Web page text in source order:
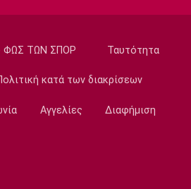
στο ΝΒΑ
Ανακοίνωσε τον
ΦΩΣ ΤΩΝ ΣΠΟΡ Ταυτότητα
κατά των διακρίσεων
Αγγελίες Διαφήμιση